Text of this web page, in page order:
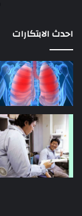
احدث الابتكارات